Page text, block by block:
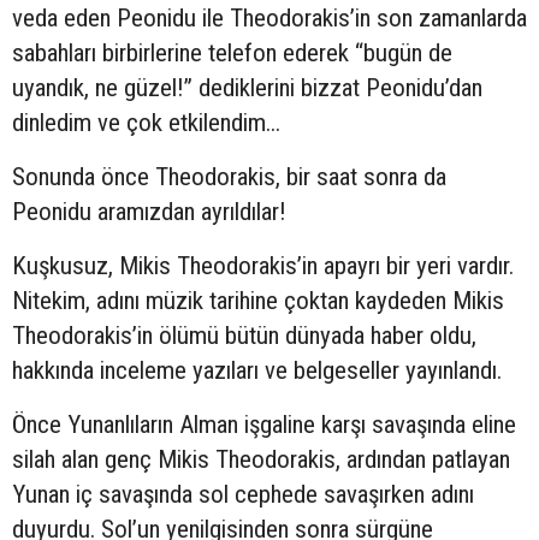
veda eden Peonidu ile Theodorakis’in son zamanlarda
sabahları birbirlerine telefon ederek “bugün de
uyandık, ne güzel!” dediklerini bizzat Peonidu’dan
dinledim ve çok etkilendim...
Sonunda önce Theodorakis, bir saat sonra da
Peonidu aramızdan ayrıldılar!
Kuşkusuz, Mikis Theodorakis’in apayrı bir yeri vardır.
Nitekim, adını müzik tarihine çoktan kaydeden Mikis
Theodorakis’in ölümü bütün dünyada haber oldu,
hakkında inceleme yazıları ve belgeseller yayınlandı.
Önce Yunanlıların Alman işgaline karşı savaşında eline
silah alan genç Mikis Theodorakis, ardından patlayan
Yunan iç savaşında sol cephede savaşırken adını
duyurdu. Sol’un yenilgisinden sonra sürgüne